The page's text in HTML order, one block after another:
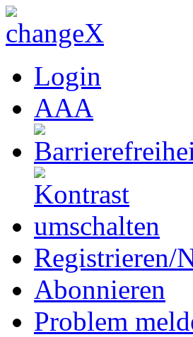
Login
AAA
Registrieren/
Abonnieren
Problem